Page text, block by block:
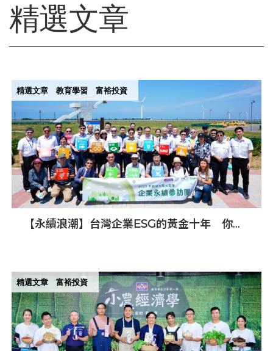
精選文章
精選文章 教育學習 富裕投資
【永續浪潮】台灣企業ESG的黃金十年 你跟
精選文章 富裕投資